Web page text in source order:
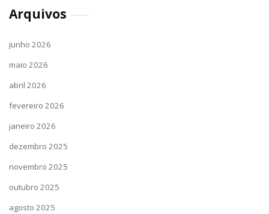
Arquivos
junho 2026
maio 2026
abril 2026
fevereiro 2026
janeiro 2026
dezembro 2025
novembro 2025
outubro 2025
agosto 2025